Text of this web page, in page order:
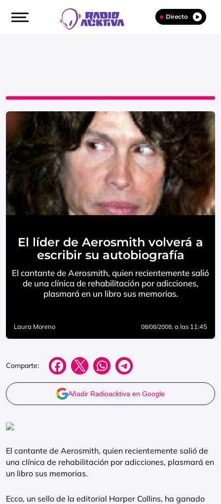
Directo
El líder de Aerosmith volverá a
escribir su autobiografía
El cantante de Aerosmith, quien recientemente salió
de una clínica de rehabilitación por adicciones,
plasmará en un libro sus memorias.
Laura Moreno 08/08/2008, a las 11:45
Comparte:
Añadir Radioacktiva en Google
El cantante de Aerosmith, quien recientemente salió de
una clínica de rehabilitación por adicciones, plasmará en
un libro sus memorias.
Ecco, un sello de la editorial Harper Collins, ha ganado